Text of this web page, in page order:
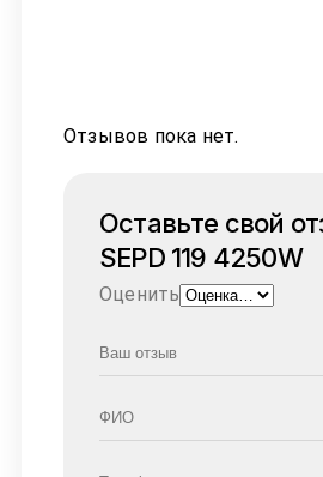
Отзывов пока нет.
Оставьте свой
SEPD 119 4250W
Оценить